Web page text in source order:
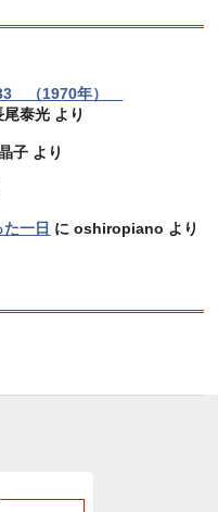
（1970年）
尾泰光 より
子 より
一日 にoshiropiano より